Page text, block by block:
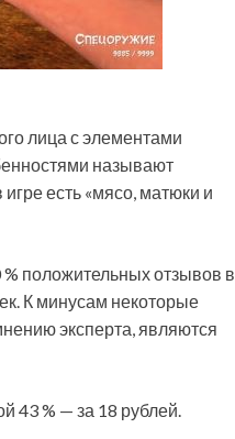
лица с элементами
называют
есть «мясо, матюки и
положительных отзывов в
К минусам некоторые
эксперта, являются
43 % — за 18 рублей.